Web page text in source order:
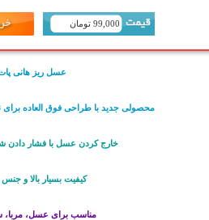
99,000 تومان
عسل ریز هانی
محصولی جديد با طراحی فوق العاده
خارج کردن عسل با فشار
کیفیت بسیار بالا و
مناسب برای عسل،